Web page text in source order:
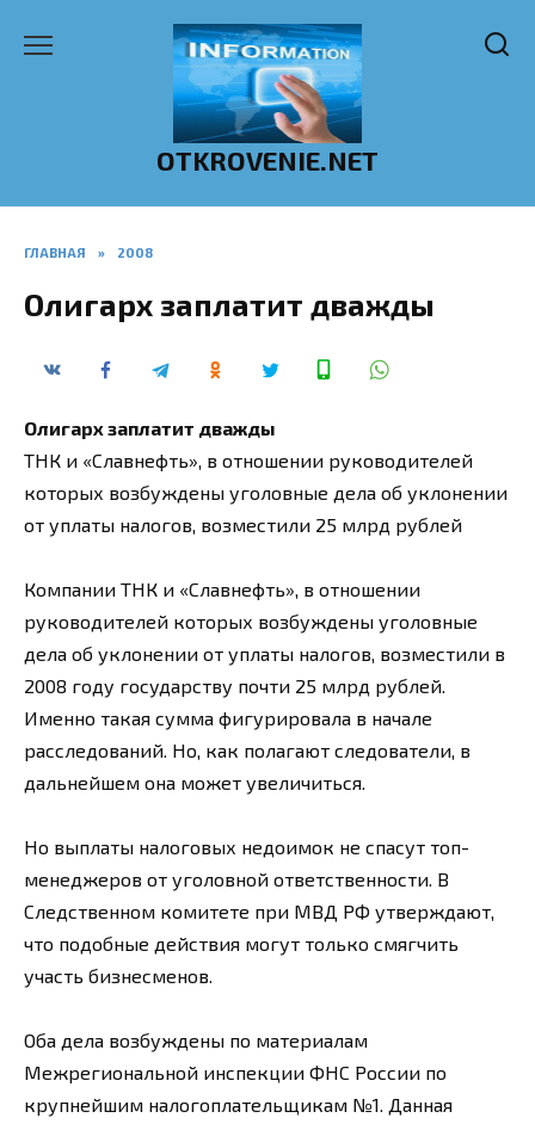
OTKROVENIE.NET
ГЛАВНАЯ » 2008
Олигарх заплатит дважды
Олигарх заплатит дважды
ТНК и «Славнефть», в отношении руководителей
которых возбуждены уголовные дела об уклонении
от уплаты налогов, возместили 25 млрд рублей
Компании ТНК и «Славнефть», в отношении
руководителей которых возбуждены уголовные
дела об уклонении от уплаты налогов, возместили в
2008 году государству почти 25 млрд рублей.
Именно такая сумма фигурировала в начале
расследований. Но, как полагают следователи, в
дальнейшем она может увеличиться.
Но выплаты налоговых недоимок не спасут топ-
менеджеров от уголовной ответственности. В
Следственном комитете при МВД РФ утверждают,
что подобные действия могут только смягчить
участь бизнесменов.
Оба дела возбуждены по материалам
Межрегиональной инспекции ФНС России по
крупнейшим налогоплательщикам №1. Данная